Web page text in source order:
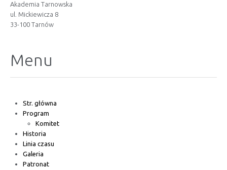
Akademia Tarnowska
ul. Mickiewicza 8
33-100 Tarnów
Menu
Str. główna
Program
Komitet
Historia
Linia czasu
Galeria
Patronat